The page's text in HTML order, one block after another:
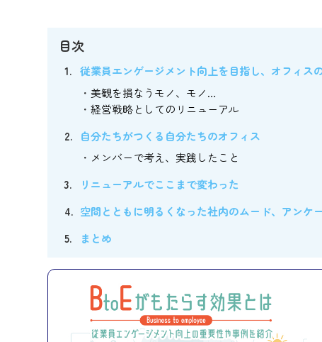
目次
従業員エンゲージメント向上を目指し、オフィス
美観を損なうモノ、モノ…
経営戦略としてのリニューアル
自分たちがつくる自分たちのオフィス
メンバーで考え、実践したこと
リニューアルでここまで変わった
空間とともに明るくなった社内のムード、アンケ
まとめ